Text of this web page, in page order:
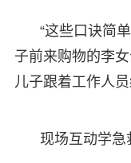
“这些口诀简
子前来购物的李
儿子跟着工作人
现场互动学急